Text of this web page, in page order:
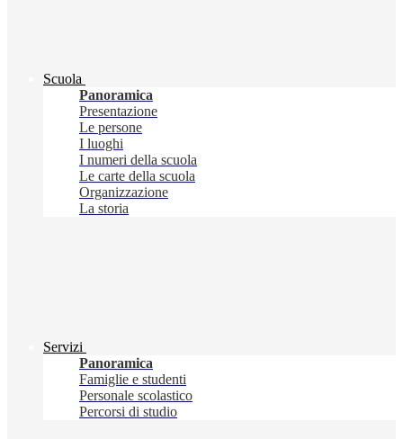
Scuola
Panoramica
Presentazione
Le persone
I luoghi
I numeri della scuola
Le carte della scuola
Organizzazione
La storia
Servizi
Panoramica
Famiglie e studenti
Personale scolastico
Percorsi di studio